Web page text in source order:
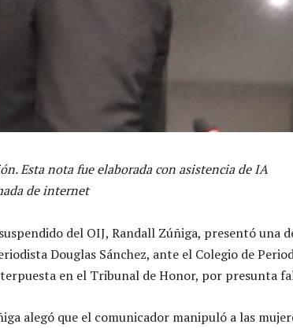
Esta nota fue elaborada con asistencia de IA
de internet
del OIJ, Randall Zúñiga, presentó una
Douglas Sánchez, ante el Colegio de
en el Tribunal de Honor, por presunta
alegó que el comunicador manipuló a las